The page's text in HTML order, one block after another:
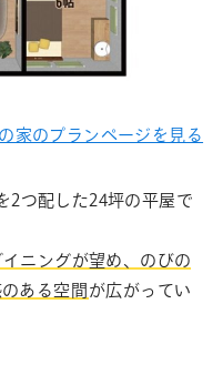
家のプランページを見る
2つ配した24坪の平屋で
ニングが望め、のびの
ある空間 が広がってい